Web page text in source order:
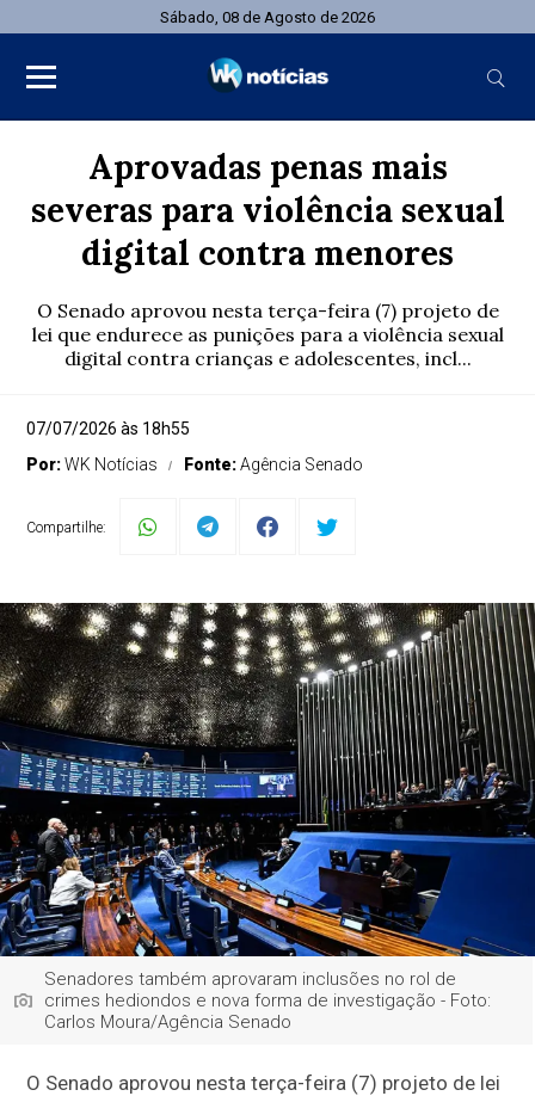
Sábado, 08 de Agosto de 2026
Aprovadas penas mais
severas para violência sexual
digital contra menores
O Senado aprovou nesta terça-feira (7) projeto de
lei que endurece as punições para a violência sexual
digital contra crianças e adolescentes, incl...
07/07/2026 às 18h55
Por:WK Notícias Fonte:Agência Senado
Compartilhe:
Senadores também aprovaram inclusões no rol de
crimes hediondos e nova forma de investigação - Foto:
Carlos Moura/Agência Senado
O Senado aprovou nesta terça-feira (7) projeto de lei